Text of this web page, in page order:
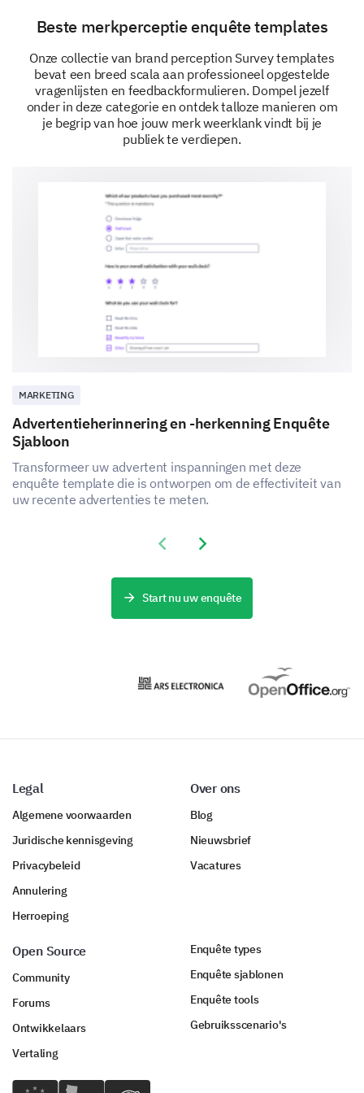
Toekomstige Vooruitzichten
Laten we vooruitkijken en de toekomstige relatie met
ons merk bespreken.
merk te kopen?
Hoe voorziet u dat uw gebruik van de
producten/diensten van ons merk in het
komende jaar zal veranderen?
Toenemend
Beste merkperceptie enquête templates
Onze collectie van brand perception Survey templates
bevat een breed scala aan professioneel opgestelde
vragenlijsten en feedbackformulieren. Dompel jezelf
onder in deze categorie en ontdek talloze manieren om
je begrip van hoe jouw merk weerklank vindt bij je
publiek te verdiepen.
MARKETING
Advertentieherinnering en -herkenning Enquête
Sjabloon
Transformeer uw advertent inspanningen met deze
enquête template die is ontworpen om de effectiviteit van
uw recente advertenties te meten.
Previous slide
Next slide
Start nu uw enquête
Legal
Algemene voorwaarden
Juridische kennisgeving
Privacybeleid
Annulering
Herroeping
Over ons
Blog
Nieuwsbrief
Vacatures
Open Source
Community
Forums
Ontwikkelaars
Vertaling
Enquête types
Enquête sjablonen
Enquête tools
Gebruiksscenario's